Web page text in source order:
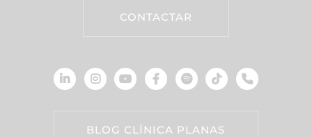
CONTACTAR
BLOG CLÍNICA PLANAS